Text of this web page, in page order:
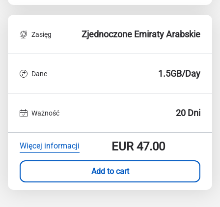
Zasięg Zjednoczone Emiraty Arabskie
Dane 1.5GB/Day
Ważność 20 Dni
Więcej informacji EUR47.00
Add to cart